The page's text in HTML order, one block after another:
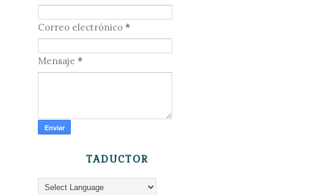
Correo electrónico *
Mensaje *
TADUCTOR